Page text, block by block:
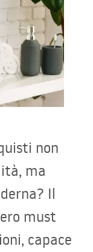
non
ma
Il
must
capace